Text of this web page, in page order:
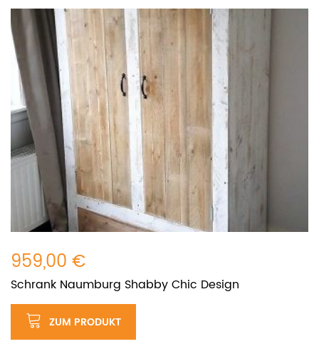
959,00 €
Schrank Naumburg Shabby Chic Design
ZUM PRODUKT